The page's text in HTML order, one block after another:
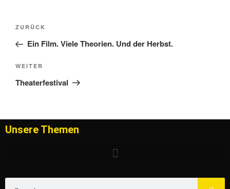
ZURÜCK
Ein Film. Viele Theorien. Und der Herbst.
WEITER
Theaterfestival
Unsere Themen